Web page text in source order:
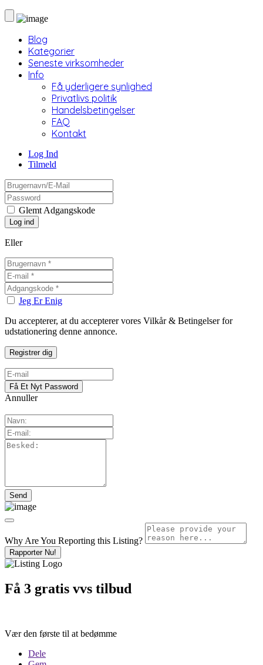
Blog
Kategorier
Seneste virksomheder
Info
Få yderligere synlighed
Privatlivs politik
Handelsbetingelser
FAQ
Kontakt
Log Ind
Tilmeld
Glemt Adgangskode
Eller
Jeg Er Enig
Du accepterer, at du accepterer vores Vilkår & Betingelser for
udstationering denne annonce.
Annuller
Why Are You Reporting this Listing?
Rapporter Nu!
Få 3 gratis vvs tilbud
Vær den første til at bedømme
Dele